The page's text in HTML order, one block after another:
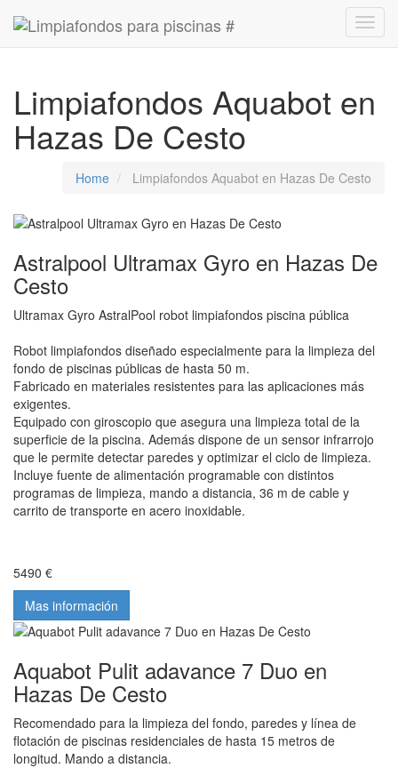
Limpiafondos Aquabot en
Hazas De Cesto
Home Limpiafondos Aquabot en Hazas De Cesto
Astralpool Ultramax Gyro en Hazas De
Cesto
Ultramax Gyro AstralPool robot limpiafondos piscina pública
Robot limpiafondos diseñado especialmente para la limpieza del
fondo de piscinas públicas de hasta 50 m.
Fabricado en materiales resistentes para las aplicaciones más
exigentes.
Equipado con giroscopio que asegura una limpieza total de la
superficie de la piscina. Además dispone de un sensor infrarrojo
que le permite detectar paredes y optimizar el ciclo de limpieza.
Incluye fuente de alimentación programable con distintos
programas de limpieza, mando a distancia, 36 m de cable y
carrito de transporte en acero inoxidable.
5490 €
Mas información
Aquabot Pulit adavance 7 Duo en
Hazas De Cesto
Recomendado para la limpieza del fondo, paredes y línea de
flotación de piscinas residenciales de hasta 15 metros de
longitud. Mando a distancia.